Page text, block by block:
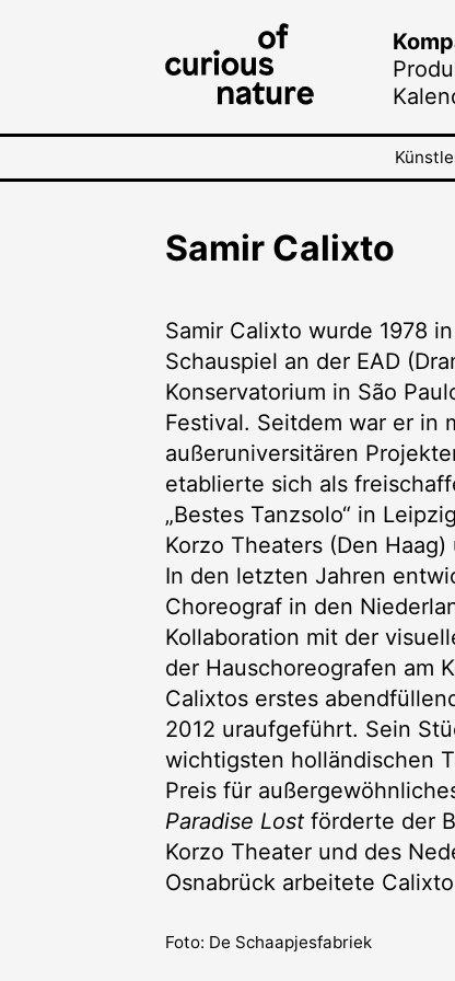
Samir Calixto
Samir Calixto wurde 1978
Schauspiel an der EAD
Konservatorium in São
Festival. Seitdem war er in
außeruniversitären
etablierte sich als
„Bestes Tanzsolo“ in
Korzo Theaters (Den
In den letzten Jahren
Choreograf in den
Kollaboration mit der
der Hauschoreografen am
Calixtos erstes
2012 uraufgeführt. Sein
wichtigsten holländischen
Preis für
Paradise Lost förderte der
Korzo Theater und des
Osnabrück arbeitete
Foto: De Schaapjesfabriek